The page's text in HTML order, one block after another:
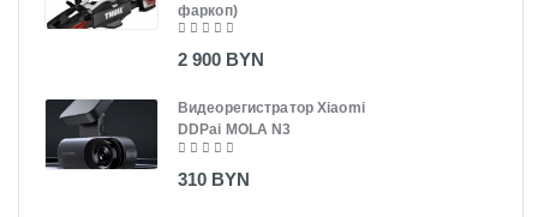
фаркоп)
2 900 BYN
Видеорегистратор Xiaomi
DDPai MOLA N3
310 BYN